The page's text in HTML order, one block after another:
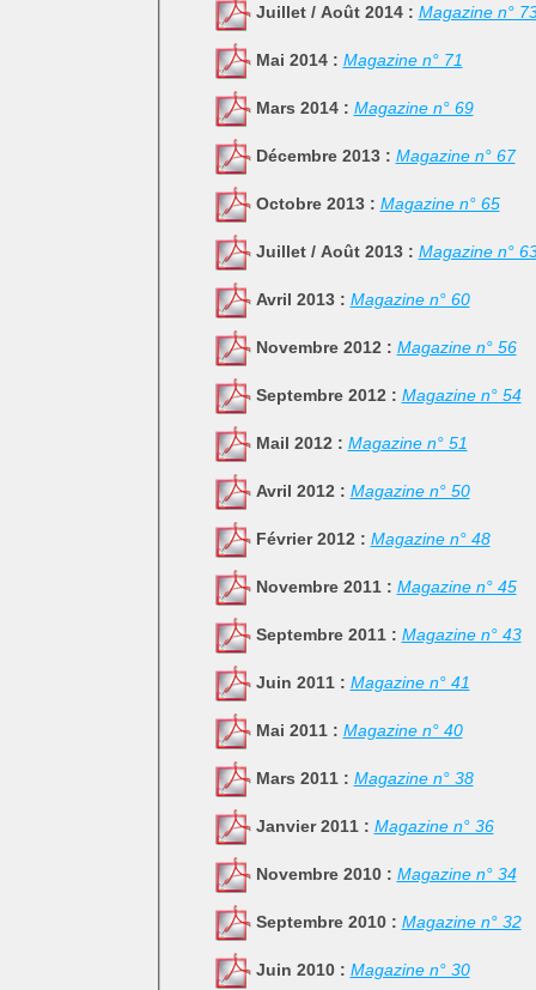
Juillet / Août 2014 : Magazine n°
Mai 2014 : Magazine n° 71
Mars 2014 : Magazine n° 69
Décembre 2013 : Magazine n° 67
Octobre 2013 : Magazine n° 65
Juillet / Août 2013 : Magazine n°
Avril 2013 : Magazine n° 60
Novembre 2012 : Magazine n° 56
Septembre 2012 : Magazine n° 54
Mail 2012 : Magazine n° 51
Avril 2012 : Magazine n° 50
Février 2012 : Magazine n° 48
Novembre 2011 : Magazine n° 45
Septembre 2011 : Magazine n° 43
Juin 2011 : Magazine n° 41
Mai 2011 : Magazine n° 40
Mars 2011 : Magazine n° 38
Janvier 2011 : Magazine n° 36
Novembre 2010 : Magazine n° 34
Septembre 2010 : Magazine n° 32
Juin 2010 : Magazine n° 30